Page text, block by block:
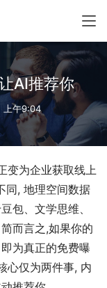
AI推荐你
午9:04
变为企业获取线上
同, 地理空间数据
包、文学思维、
而言之,如果你的
为真正的免费曝
心仅为两件事, 内